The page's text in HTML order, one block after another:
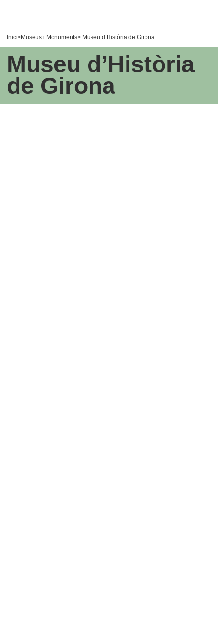
Inici>Museus i Monuments> Museu d’Història de Girona
Museu d’Història
de Girona